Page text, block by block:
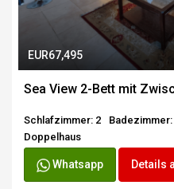
EUR67,495
Sea View 2-Bett mit
Schlafzimmer: 2 Badezimmer:
Doppelhaus
Whatsapp Details